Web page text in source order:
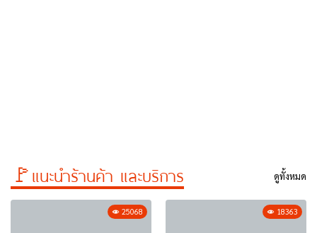
🚩แนะนำร้านค้า และบริการ ดูทั้งหมด
25068 18363